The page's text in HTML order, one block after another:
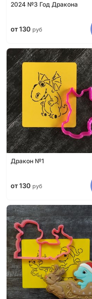
2024 №3 Год Дракона
от 130 руб
Дракон №1
от 130 руб